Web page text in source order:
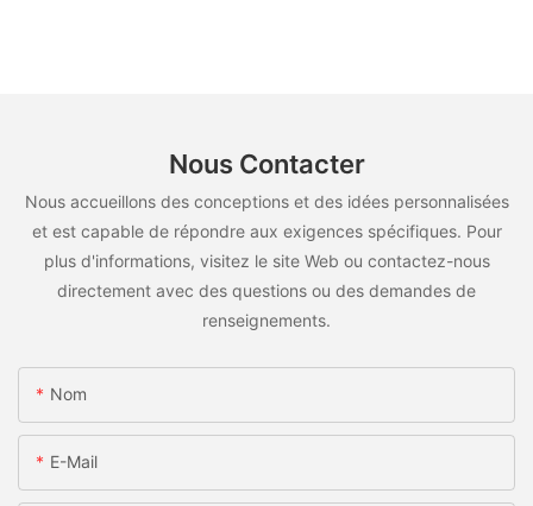
Nous Contacter
Nous accueillons des conceptions et des idées personnalisées
et est capable de répondre aux exigences spécifiques. Pour
plus d'informations, visitez le site Web ou contactez-nous
directement avec des questions ou des demandes de
renseignements.
Nom
E-Mail